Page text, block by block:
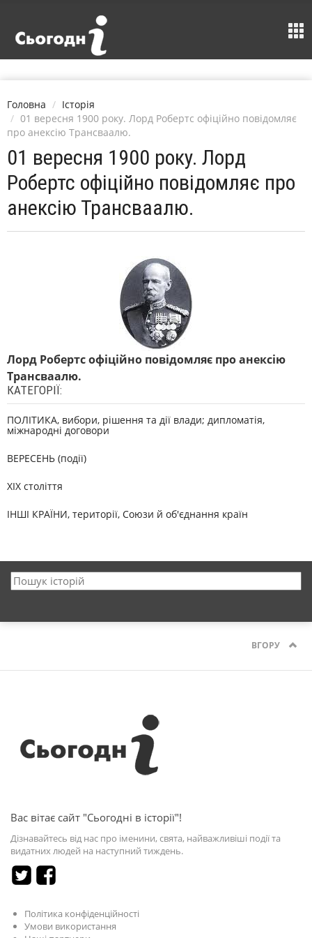
Головна
Історія
01 вересня 1900 року. Лорд Робертс офіційно повідомляє
про анексію Трансваалю.
01 вересня 1900 року. Лорд
Робертс офіційно повідомляє про
анексію Трансваалю.
Лорд Робертс офіційно повідомляє про анексію
Трансваалю.
КАТЕГОРІЇ:
ПОЛІТИКА, вибори, рішення та дії влади; дипломатія,
міжнародні договори
ВЕРЕСЕНЬ (події)
XIX століття
ІНШІ КРАЇНИ, території, Союзи й об'єднання країн
ВГОРУ
Вас вітає сайт "Сьогодні в історії"!
Дізнавайтесь від нас про іменини, свята, найважливіші події та
видатних людей на наступний тиждень.
Політика конфіденційності
Умови використання